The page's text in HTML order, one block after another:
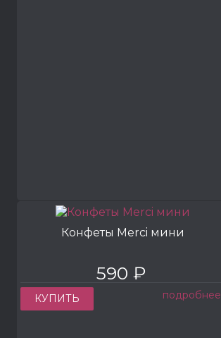
Конфеты Merci мини
590 ₽
КУПИТЬ подробнее